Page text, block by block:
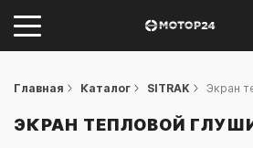
Главная Каталог SITRAK Экран
ЭКРАН ТЕПЛОВОЙ